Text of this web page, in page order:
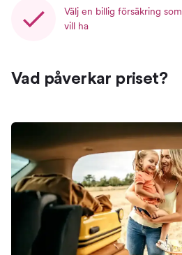
Välj en billig försäkring
vill ha
Vad påverkar priset?